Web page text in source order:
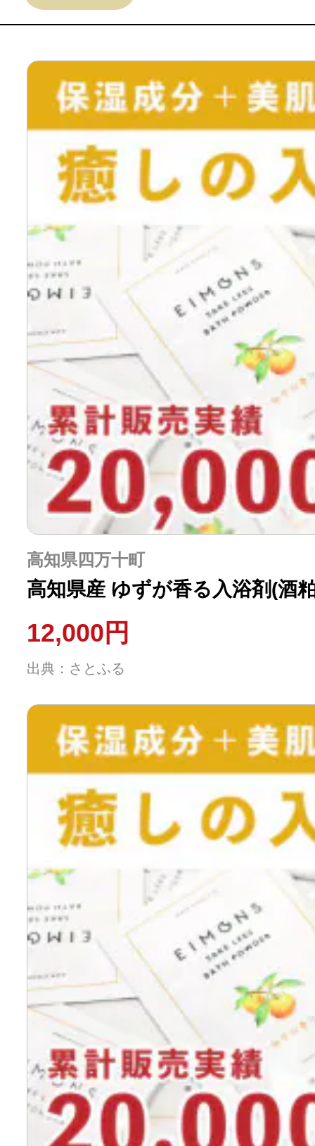
ふるさと納税徹底比較
寄付上限額シミュレーション
給与所得者版
副業・パラレルワーカー
個人事業主・フリーラン
個人事業・フリーランス
ふるさと納税の基礎知識
10秒ぴったり診断
自治体直営サイト特集
はじめるバイブルとは
よくあるご質問
問い合わせ
高知県四万十町
高知県産 ゆずが香る入浴剤(酒
12,000円
出典：さとふる